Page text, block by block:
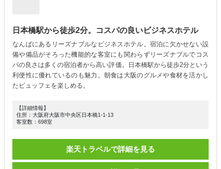
日本橋駅から徒歩2分。コスパの良いビジネスホテル
なんばにあるリーズナブルなビジネスホテル。宿泊に欠かせない設
備や備品がそろった機能的な客室にも関わらずリーズナブルでコス
パの良さは多くの宿泊者から高い評価。日本橋駅から徒歩2分という
利便性に優れているのも魅力。朝食は大阪のグルメや食材を活かし
たビュッフェを楽しめる。
【詳細情報】
住所：大阪府大阪市中央区日本橋1-1-13
客室数：698室
楽天トラベルで詳細を見る